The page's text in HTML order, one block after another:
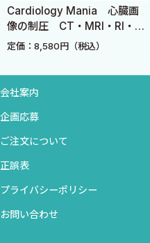
第6章 心不全と合併疾患にお
1 高血圧合併心不全の栄養管
2 糖尿病合併心不全の栄養管
4 がん合併心不全の栄養管理
7 便秘合併心不全の栄養管理
井正彦 赤澤 宏）
8 心臓悪液質の栄養管理と
第7章 心不全治療と栄養素の関
Cardiology Mania 心臓画
像の制圧 CT・MRI・RI・
PETを臨床に活かす！
定価：8,580円（税込）
会社案内
企画応募
ご注文について
正誤表
プライバシーポリシー
お問い合わせ